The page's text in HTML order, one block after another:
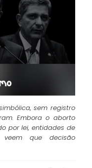
sem registro
Embora o aborto
por lei, entidades de
que decisão